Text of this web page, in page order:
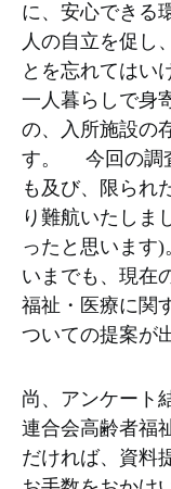
に、安心できる
人の自立を促し
とを忘れてはい
一人暮らしで身
の、入所施設の
す。 今回の調
も及び、限られ
り難航いたしま
ったと思います
いまでも、現在
福祉・医療に関
ついての提案が
尚、アンケート
連合会高齢者福
だければ、資料